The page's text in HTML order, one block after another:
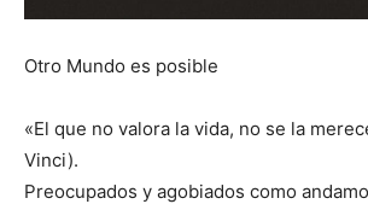
Otro Mundo es posible
«El que no valora la vida, no se la
Vinci).
Preocupados y agobiados como